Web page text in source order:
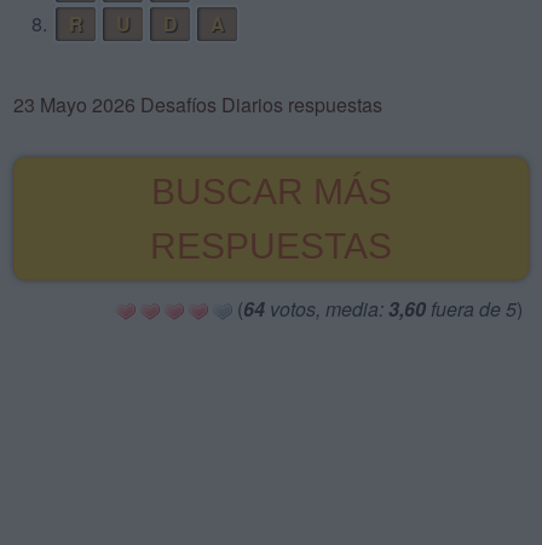
8.
R U D A
23 Mayo 2026 Desafíos Diarios respuestas
BUSCAR MÁS
RESPUESTAS
(64 votos, media: 3,60 fuera de 5)